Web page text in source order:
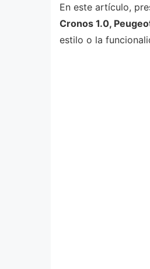
En este artículo,
Cronos 1.0,
estilo o la